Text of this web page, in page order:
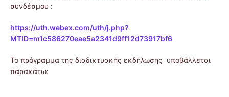
συνδέσμου :
https://uth.webex.com/uth/j.php?
MTID=m1c586270eae5a2341d9ff12d73917bf6
Το πρόγραμμα της διαδικτυακής εκδήλωσης υποβάλλεται
παρακάτω: